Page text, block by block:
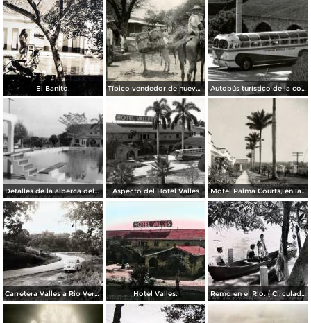
El Banito. Típico vendedor de huevos Autobús turístico de la compañía Morgan Turismo, frente al Hotel Valles
Detalles de la alberca del Hotel Valles Aspecto del Hotel Valles Motel Palma Courts, en la Carretera México - Laredo
Carretera Valles a Rio Verde. Hotel Valles. Remo en el Rio. ( Circulada el 28 de Diciembre de 1956 ).